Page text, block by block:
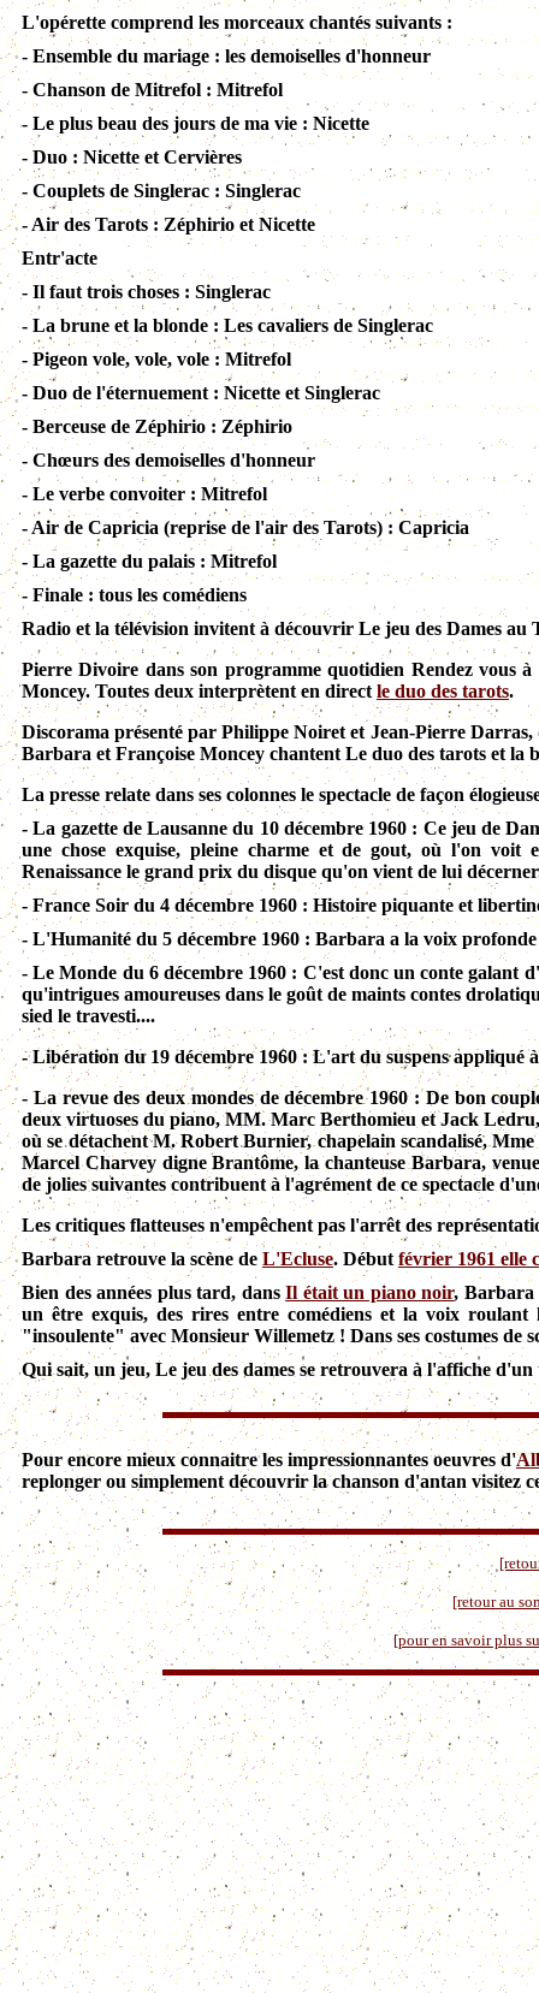
L'opérette comprend les morceaux chantés suivants :
- Ensemble du mariage : les demoiselles d'honneur
- Chanson de Mitrefol : Mitrefol
- Le plus beau des jours de ma vie : Nicette
- Duo : Nicette et Cervières
- Couplets de Singlerac : Singlerac
- Air des Tarots : Zéphirio et Nicette
Entr'acte
- Il faut trois choses : Singlerac
- La brune et la blonde : Les cavaliers de Singlerac
- Pigeon vole, vole, vole : Mitrefol
- Duo de l'éternuement : Nicette et Singlerac
- Berceuse de Zéphirio : Zéphirio
- Chœurs des demoiselles d'honneur
- Le verbe convoiter : Mitrefol
- Air de Capricia (reprise de l'air des Tarots) : Capricia
- La gazette du palais : Mitrefol
- Finale : tous les comédiens
Radio et la télévision invitent à découvrir Le jeu des Dames
Pierre Divoire dans son programme quotidien Rendez vous
Moncey. Toutes deux interprètent en direct le duo des tarots.
Discorama présenté par Philippe Noiret et Jean-Pierre
Barbara et Françoise Moncey chantent Le duo des tarots et la
La presse relate dans ses colonnes le spectacle de façon
- La gazette de Lausanne du 10 décembre 1960 : Ce jeu de
une chose exquise, pleine charme et de gout, où l'on voit
Renaissance le grand prix du disque qu'on vient de lui
- France Soir du 4 décembre 1960 : Histoire piquante et
- L'Humanité du 5 décembre 1960 : Barbara a la voix
- Le Monde du 6 décembre 1960 : C'est donc un conte galant
qu'intrigues amoureuses dans le goût de maints contes
sied le travesti....
- Libération du 19 décembre 1960 : L'art du suspens appliqué
- La revue des deux mondes de décembre 1960 :De bon
deux virtuoses du piano, MM. Marc Berthomieu et Jack
où se détachent M. Robert Burnier, chapelain scandalisé,
Marcel Charvey digne Brantôme, la chanteuse Barbara,
de jolies suivantes contribuent à l'agrément de ce spectacle
Les critiques flatteuses n'empêchent pas l'arrêt des
Barbara retrouve la scène de L'Ecluse. Début février 1961 elle
Bien des années plus tard, dansIl était un piano noir, Barbara
un être exquis, des rires entre comédiens et la voix
"insoulente" avec Monsieur Willemetz ! Dans ses costumes de
Qui sait, un jeu, Le jeu des dames se retrouvera à l'affiche d'un
Pour encore mieux connaitre les impressionnantes oeuvres d'
replonger ou simplement découvrir la chanson d'antan visitez
[retour au
[pour en savoir plus